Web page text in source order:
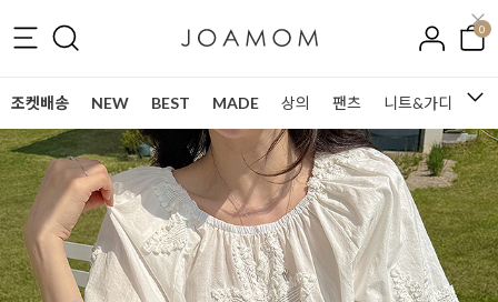
0
조켓배송 NEW BEST MADE 상의 팬츠 니트&가디건